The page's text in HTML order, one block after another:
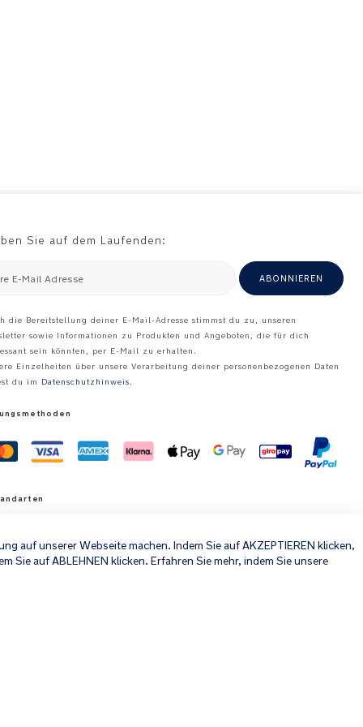
Sie auf dem Laufenden:
E-Mail Adresse ABONNIEREN
die Bereitstellung deiner E-Mail-Adresse stimmst du zu, unseren
sowie Informationen zu Produkten und Angeboten, die für dich
sein könnten, per E-Mail zu erhalten.
Einzelheiten über unsere Verarbeitung deiner personenbezogenen Daten
du im Datenschutzhinweis.
auf unserer Webseite machen. Indem Sie auf AKZEPTIEREN klicken,
auf ABLEHNEN klicken. Erfahren Sie mehr, indem Sie unsere